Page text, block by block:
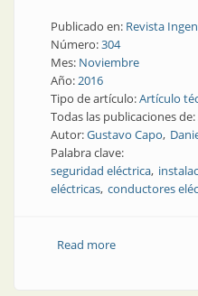
Publicado en: Revista
Número:304
Mes: Noviembre
Año:2016
Tipo de artículo:Artículo
Todas las publicaciones de:
Autor:Gustavo Capo
Palabra clave:
seguridad eléctrica
eléctricas conductores
Read moreabout